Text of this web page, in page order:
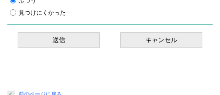
見つけにくかった